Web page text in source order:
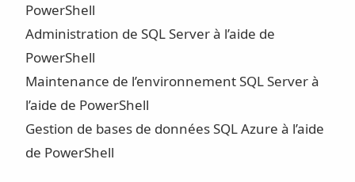
PowerShell
Administration de SQL Server à l’aide de
PowerShell
Maintenance de l’environnement SQL Server à
l’aide de PowerShell
Gestion de bases de données SQL Azure à l’aide
de PowerShell